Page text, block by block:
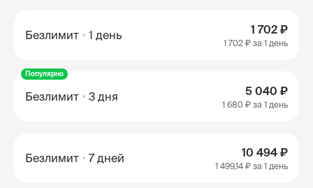
Безлимит 1 день 1 702 ₽
1 702 ₽ за 1 день
Популярно
Безлимит 3 дня 5 040 ₽
1 680 ₽ за 1 день
Безлимит 7 дней 10 494 ₽
1 499,14 ₽ за 1 день